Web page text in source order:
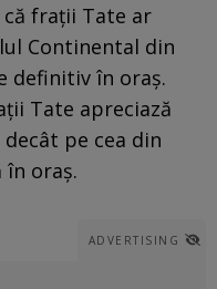
frații Tate ar
Continental din
definitiv în oraș.
Tate apreciază
pe cea din
în oraș.
ADVERTISING